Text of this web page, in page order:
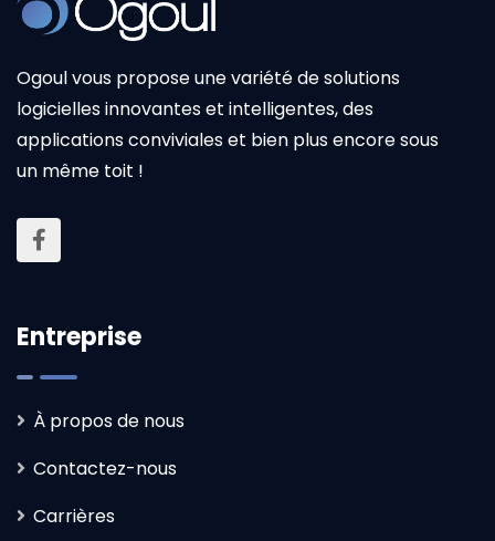
Ogoul vous propose une variété de solutions
logicielles innovantes et intelligentes, des
applications conviviales et bien plus encore sous
un même toit !
Entreprise
À propos de nous
Contactez-nous
Carrières